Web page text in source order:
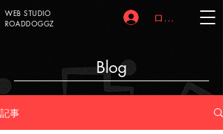
WEB STUDIO
ROADDOGGZ
ログイン
Blog
記事